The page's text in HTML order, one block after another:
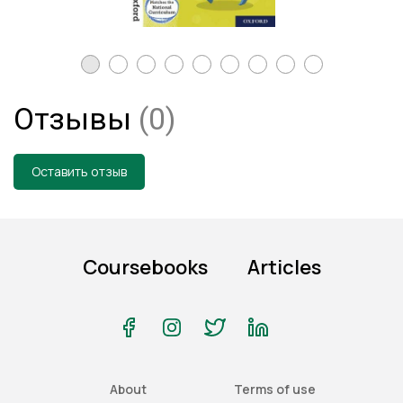
Отзывы (0)
Оставить отзыв
Coursebooks Articles
About Terms of use